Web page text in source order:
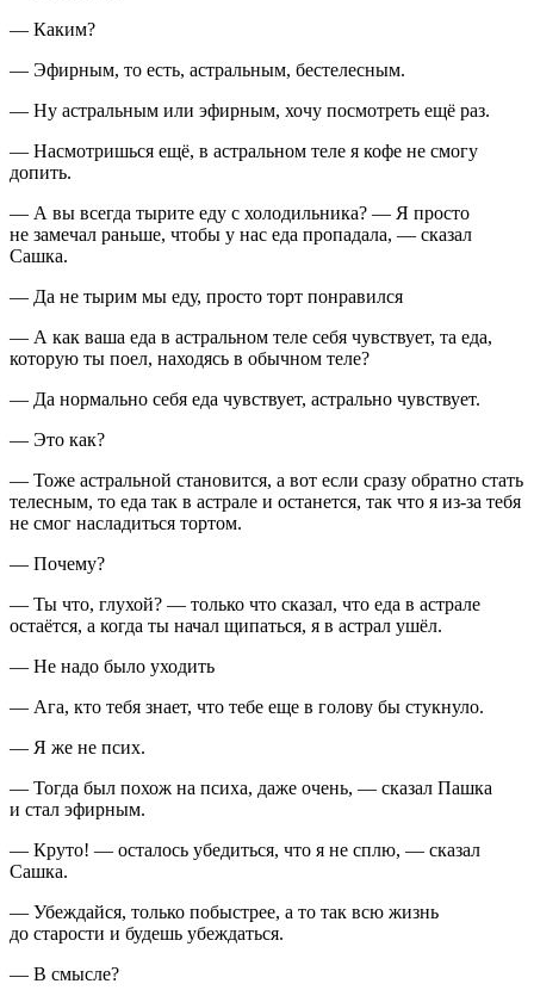
— Каким?
— Эфирным, то есть, астральным, бестелесным.
— Ну астральным или эфирным, хочу посмотреть ещё раз.
— Насмотришься ещё, в астральном теле я кофе не смогу
допить.
— А вы всегда тырите еду с холодильника? — Я просто
не замечал раньше, чтобы у нас еда пропадала, — сказал
Сашка.
— Да не тырим мы еду, просто торт понравился
— А как ваша еда в астральном теле себя чувствует, та еда,
которую ты поел, находясь в обычном теле?
— Да нормально себя еда чувствует, астрально чувствует.
— Это как?
— Тоже астральной становится, а вот если сразу обратно стать
телесным, то еда так в астрале и останется, так что я из-за тебя
не смог насладиться тортом.
— Почему?
— Ты что, глухой? — только что сказал, что еда в астрале
остаётся, а когда ты начал щипаться, я в астрал ушёл.
— Не надо было уходить
— Ага, кто тебя знает, что тебе еще в голову бы стукнуло.
— Я же не псих.
— Тогда был похож на психа, даже очень, — сказал Пашка
и стал эфирным.
— Круто! — осталось убедиться, что я не сплю, — сказал
Сашка.
— Убеждайся, только побыстрее, а то так всю жизнь
до старости и будешь убеждаться.
— В смысле?